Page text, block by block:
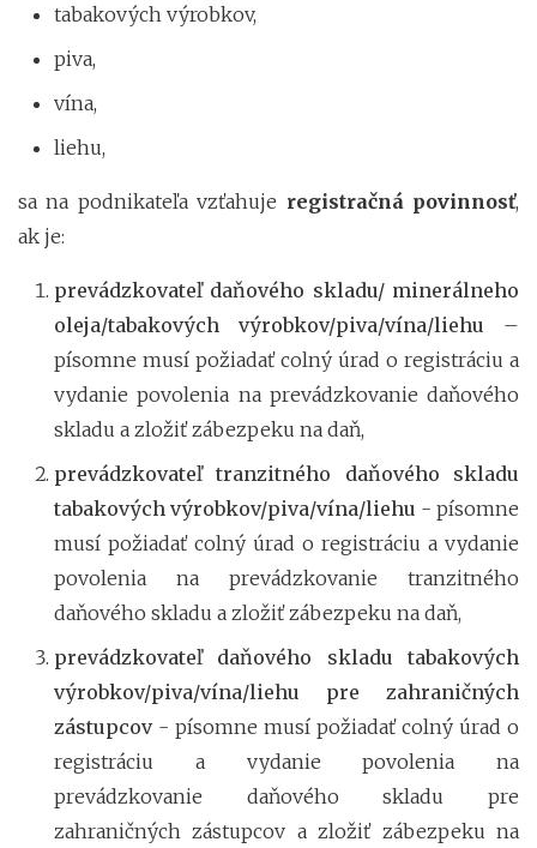
tabakových výrobkov,
piva,
vína,
liehu,
sa na podnikateľa vzťahuje registračná povinnosť,
ak je:
prevádzkovateľ daňového skladu/ minerálneho
oleja/tabakových výrobkov/piva/vína/liehu –
písomne musí požiadať colný úrad o registráciu a
vydanie povolenia na prevádzkovanie daňového
skladu a zložiť zábezpeku na daň,
prevádzkovateľ tranzitného daňového skladu
tabakových výrobkov/piva/vína/liehu - písomne
musí požiadať colný úrad o registráciu a vydanie
povolenia na prevádzkovanie tranzitného
daňového skladu a zložiť zábezpeku na daň,
prevádzkovateľ daňového skladu tabakových
výrobkov/piva/vína/liehu pre zahraničných
zástupcov- písomne musí požiadať colný úrad o
registráciu a vydanie povolenia na
prevádzkovanie daňového skladu pre
zahraničných zástupcov a zložiť zábezpeku na